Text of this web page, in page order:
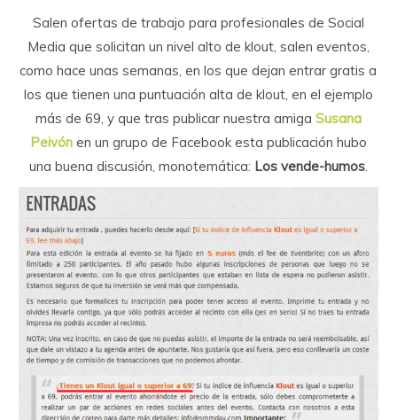
Salen ofertas de trabajo para profesionales de Social
Media que solicitan un nivel alto de klout, salen eventos,
como hace unas semanas, en los que dejan entrar gratis a
los que tienen una puntuación alta de klout, en el ejemplo
más de 69, y que tras publicar nuestra amiga Susana
Peivónen un grupo de Facebook esta publicación hubo
una buena discusión, monotemática: Los vende-humos.